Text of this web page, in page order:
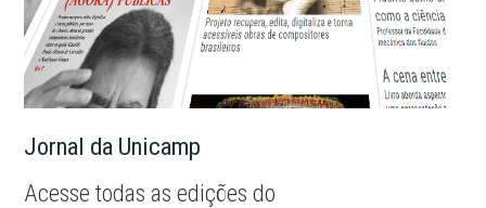
Jornal da Unicamp
Acesse todas as edições do